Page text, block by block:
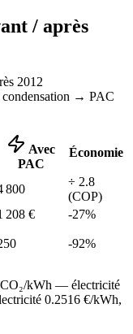
/ après
2012
→ PAC
Avec
PAC
Économie
800
÷ 2.8
(COP)
208 € -27%
-92%
kWh — électricité
0.2516 €/kWh,